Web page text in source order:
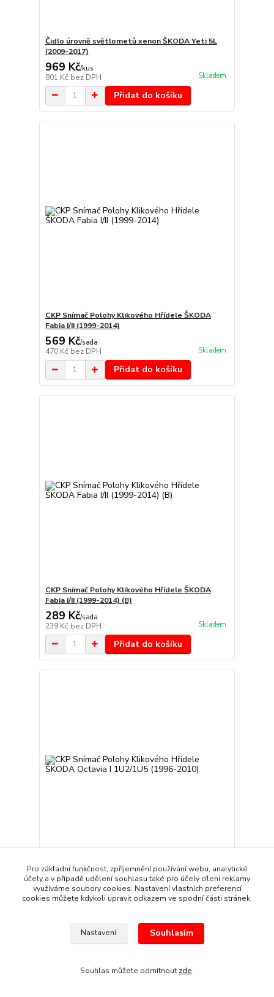
Čidlo úrovně světlometů xenon ŠKODA Yeti 5L
(2009-2017)
969 Kč/kus
801 Kč bez DPH Skladem
Přidat do košíku
CKP Snímač Polohy Klikového Hřídele ŠKODA
Fabia I/II (1999-2014)
569 Kč/sada
470 Kč bez DPH Skladem
Přidat do košíku
CKP Snímač Polohy Klikového Hřídele ŠKODA
Fabia I/II (1999-2014) (B)
289 Kč/sada
239 Kč bez DPH Skladem
Přidat do košíku
CKP Snímač Polohy Klikového Hřídele ŠKODA
Octavia I 1U2/1U5 (1996-2010)
289 Kč/sada
239 Kčbez DPH Skladem
Pro základní funkčnost, zpříjemnění používání webu, analytické
účely a v případě udělení souhlasu také pro účely cílení reklamy
využíváme soubory cookies. Nastavení vlastních preferencí
cookies můžete kdykoli upravit odkazem ve spodní části stránek.
Nastavení Souhlasím
Souhlas můžete odmítnout zde.